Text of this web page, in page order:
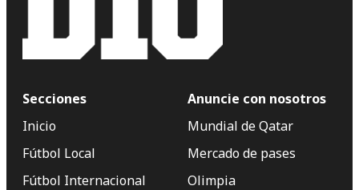
Secciones
Inicio
Fútbol Local
Fútbol Internacional
Anuncie con nosotros
Mundial de Qatar
Mercado de pases
Olimpia